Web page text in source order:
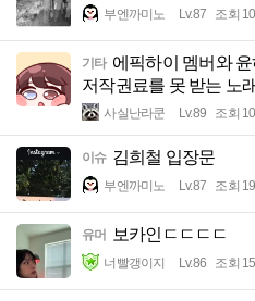
부엔까미노 Lv.87 조회
기타 에픽하이 멤버와
저작권료를 못 받는 노래
사실난라쿤 Lv.89 조회
이슈 김희철 입장문
부엔까미노 Lv.87 조회
유머 보카인ㄷㄷㄷㄷ
너빨갱이지 Lv.86 조회